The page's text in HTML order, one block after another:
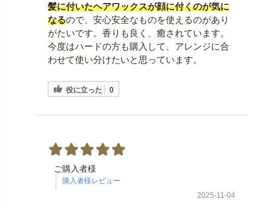
髪に付いたヘアワックスが顔に付くのが気に
なるので、安心安全なものを使えるのがあり
がたいです。香りも良く、癒されています。
今度はハードの方も購入して、アレンジに合
わせて使い分けたいと思っています。
役に立った 0
ご購入者様
2025-11-04